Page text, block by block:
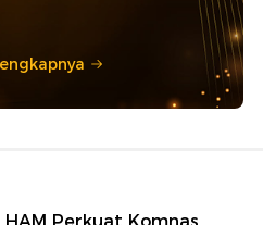
HAM Perkuat Komnas